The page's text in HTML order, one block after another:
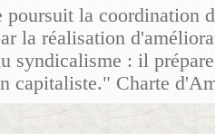
la coordination
la réalisation
syndicalisme : il
capitaliste." Charte